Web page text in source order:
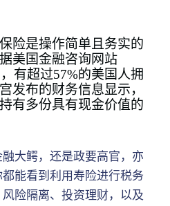
险是操作简单且务实的
美国金融咨询网站
有超过57%的美国人拥
发布的财务信息显示，
有多份具有现金价值的
大鳄，还是政要高官，亦
能看到利用寿险进行税务
险隔离、投资理财，以及